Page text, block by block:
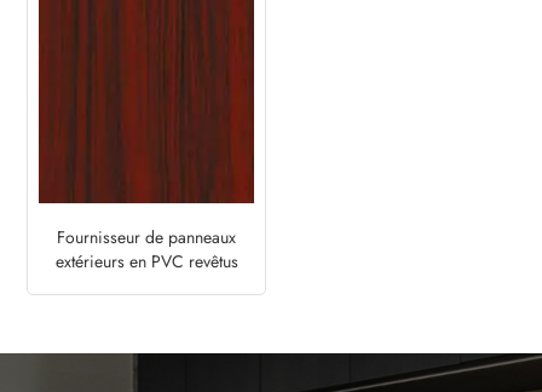
Fournisseur de panneaux
extérieurs en PVC revêtus